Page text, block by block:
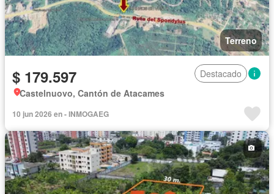
Terreno
$ 179.597
Destacado
Castelnuovo, Cantón de Atacames
10 jun 2026 en - INMOGAEG